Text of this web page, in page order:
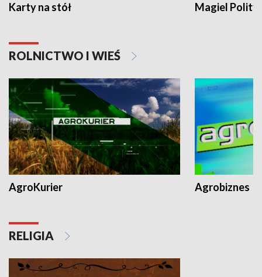
Karty na stół Magiel
ROLNICTWO I WIEŚ
AgroKurier Agrobiznes
RELIGIA